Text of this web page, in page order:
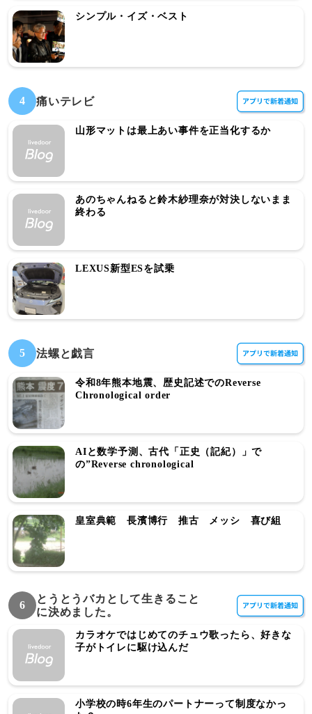
シンプル・イズ・ベスト
4 痛いテレビ
山形マットは最上あい事件を正当化するか
あのちゃんねると鈴木紗理奈が対決しないまま
終わる
LEXUS新型ESを試乗
5 法螺と戯言
令和8年熊本地震、歴史記述でのReverse
Chronological order
AIと数学予測、古代「正史（記紀）」で
の”Reverse chronological
皇室典範 長濱博行 推古 メッシ 喜び組
6
とうとうバカとして生きること
に決めました。
カラオケではじめてのチュウ歌ったら、好きな
子がトイレに駆け込んだ
小学校の時6年生のパートナーって制度なかっ